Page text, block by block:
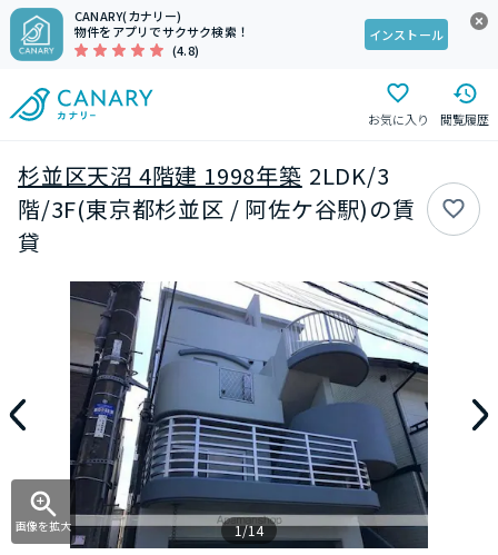
CANARY(カナリー)
物件をアプリでサクサク検索！
(4.8)
インストール
お気に入り 閲覧履歴
杉並区天沼 4階建 1998年築 2LDK/3
階/3F(東京都杉並区 / 阿佐ケ谷駅)の賃
貸
画像を拡大 1/14